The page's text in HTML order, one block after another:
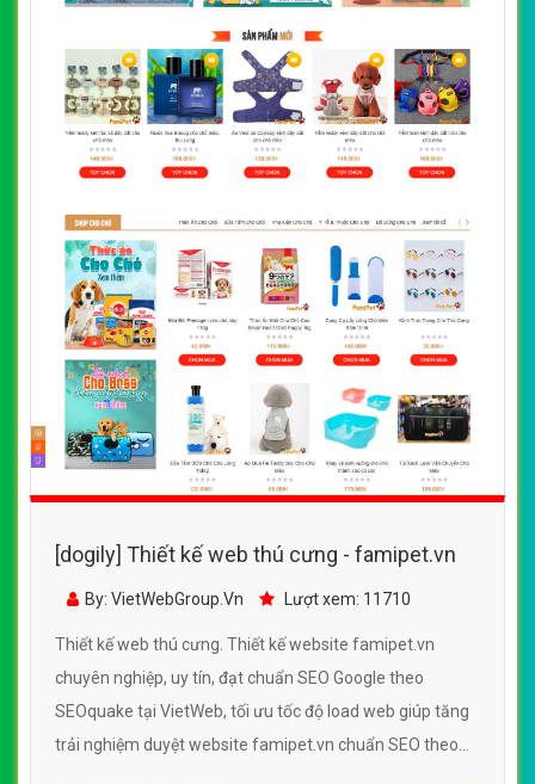
[dogily] Thiết kế web thú cưng - famipet.vn
By: VietWebGroup.Vn Lượt xem: 11710
Thiết kế web thú cưng. Thiết kế website famipet.vn
chuyên nghiệp, uy tín, đạt chuẩn SEO Google theo
SEOquake tại VietWeb, tối ưu tốc độ load web giúp tăng
trải nghiệm duyệt website famipet.vn chuẩn SEO theo